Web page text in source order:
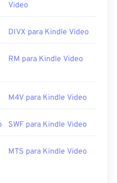
Video
DIVX para Kindle Video
RM para Kindle Video
M4V para Kindle Video
SWF para Kindle Video
MTS para Kindle Video